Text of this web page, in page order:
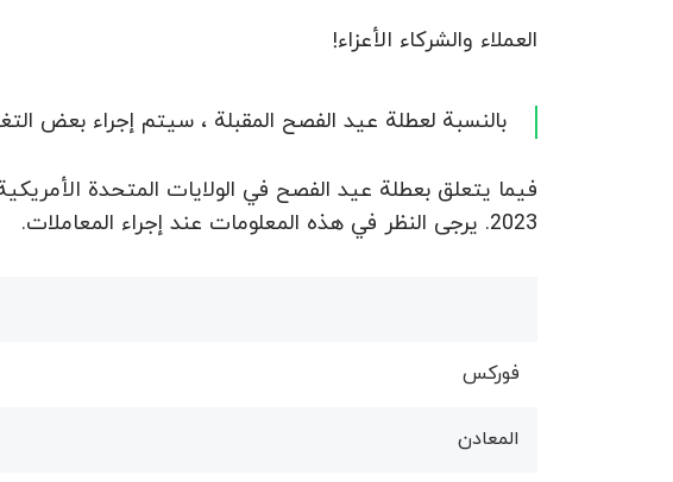
العملاء والشركاء الأعزاء!
بالنسبة لعطلة عيد الفصح المقبلة ، سيتم إجراء بعض التغييرات على جدول
2023. يرجى النظر في هذه المعلومات عند إجراء المعاملات.
فوركس
المعادن